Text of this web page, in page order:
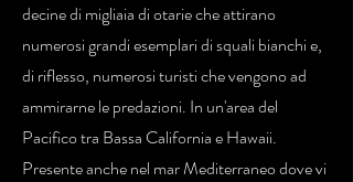
decine di migliaia di otarie che attirano
numerosi grandi esemplari di squali bianchi e,
di riflesso, numerosi turisti che vengono ad
ammirarne le predazioni. In un'area del
Pacifico tra Bassa California e Hawaii.
Presente anche nel mar Mediterraneo dove vi